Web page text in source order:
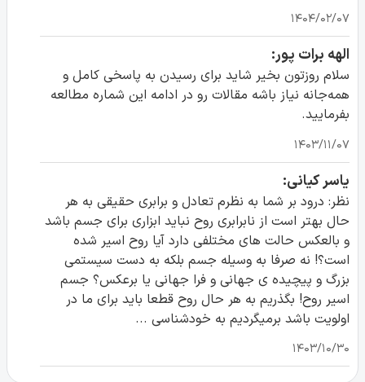
۱۴۰۴/۰۲/۰۷
الهه برات پور:
سلام روزتون بخیر شاید برای رسیدن به پاسخی کامل و
همه‌جانه نیاز باشه مقالات رو در ادامه این شماره مطالعه
بفرمایید.
۱۴۰۳/۱۱/۰۷
یاسر کیانی:
نظر: درود بر شما به نظرم تعادل و برابری حقیقی به هر
حال بهتر است از نابرابری روح نباید ابزاری برای جسم باشد
و بالعکس حالت های مختلفی دارد آیا روح اسیر شده
است؟! نه صرفا به وسیله جسم بلکه به دست سیستمی
بزرگ و پیچیده ی جهانی و فرا جهانی یا برعکس؟ جسم
اسیر روح! بگذریم به هر حال روح قطعا باید برای ما در
اولویت باشد برمیگردیم به خودشناسی ...
۱۴۰۳/۱۰/۳۰